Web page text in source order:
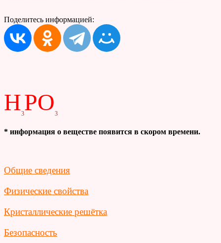
Поделитесь информацией:
H3PO3
* информация о веществе появится в скором времени.
Общие сведения
Физические свойства
Кристаллические решётка
Безопасность